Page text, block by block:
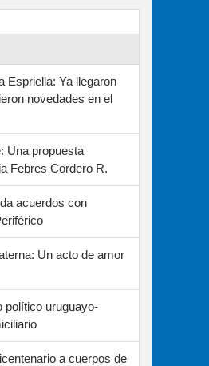
Espriella: Ya llegaron
novedades en el
Una propuesta
Febres Cordero R.
acuerdos con
Un acto de amor
político uruguayo-
a cuerpos de